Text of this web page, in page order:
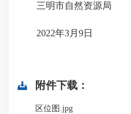
三明市自然资源局
2022年3月9日
附件下载：
区位图.jpg